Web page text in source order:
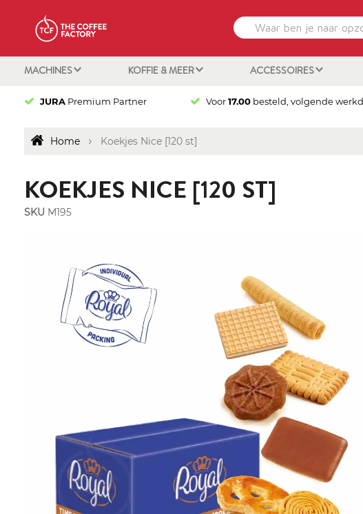
MACHINES KOFFIE & MEER ACCESSOIRES
JURAPremium Partner Voor17.00 besteld, volgende
Home Koekjes Nice [120 st]
KOEKJES NICE [120 ST]
SKU M195